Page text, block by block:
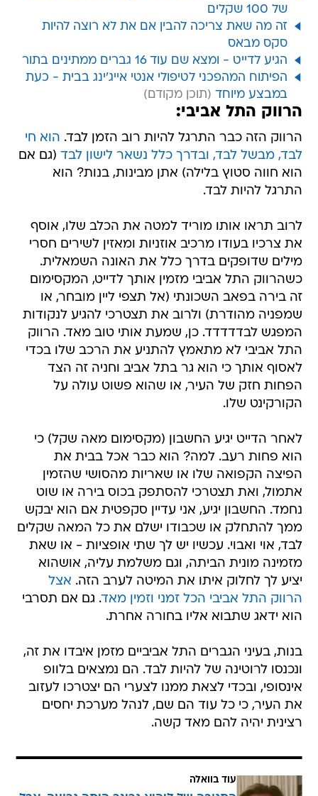
של 100 שקלים
זה מה שאת צריכה להבין אם את לא רוצה להיות
סקס מבאס
הגיע לדייט - ומצא שם עוד 16 גברים ממתינים בתור
הפיתוח המהפכני לטיפולי אנטי אייג'ינג בבית - כעת
במבצע מיוחד
הרווק התל אביבי:
הרווק הזה כבר התרגל להיות רוב הזמן לבד. הוא חי
לבד, מבשל לבד, ובדרך כלל נשאר לישון לבד (גם אם
הוא חווה סטוץ בלילה) אתן מבינות, בנות? הוא
התרגל להיות לבד.
לרוב תראו אותו מוריד למטה את הכלב שלו, אוסף
את צרכיו בעודו מרכיב אוזניות ומאזין לשירים חסרי
מילים שדופקים בדרך כלל את האונה השמאלית.
כשהרווק התל אביבי מזמין אותך לדייט, המקסימום
זה בירה בפאב השכונתי (אל תצפי ליין מובחר, או
שמפניה מהודרת) ולרוב את תצטרכי להגיע לנקודות
המפגש לבדדדדד. כן, שמעת אותי טוב מאד. הרווק
התל אביבי לא מתאמץ להתניע את הרכב שלו בכדי
לאסוף אותך כי הוא גר בתל אביב וחניה זה הצד
הפחות חזק של העיר, או שהוא פשוט עולה על
הקורקינט שלו.
לאחר הדייט יגיע החשבון (מקסימום מאה שקל) כי
הוא פחות רעב. למה? הוא כבר אכל בבית את
הפיצה הקפואה שלו או שאריות מהסושי שהזמין
אתמול, ואת תצטרכי להסתפק בכוס בירה או שוט
נחמד. החשבון יגיע, אני עדיין סקפטית אם הוא יבקש
ממך להתחלק או שכבודו ישלם את כל המאה שקלים
לבד, אוי ואבוי. עכשיו יש לך שתי אופציות - או שאת
מזמינה מונית הביתה, וגם משלמת עליה, אושהוא
יציע לך לחלוק איתו את המיטה לערב הזה. אצל
הרווק התל אביבי הכל זמני וזמין מאד. גם אם תסרבי
הוא ידאג שתבוא אליו בחורה אחרת.
בנות, בעיני הגברים התל אביביים מזמן איבדו את זה,
ונכנסו לרוטינה של להיות לבד. הם נמצאים בלוופ
אינסופי, ובכדי לצאת ממנו לצערי הם יצטרכו לעזוב
את העיר, כי כל עוד הם שם, לנהל מערכת יחסים
רצינית יהיה להם מאד קשה.
עוד בוואלה